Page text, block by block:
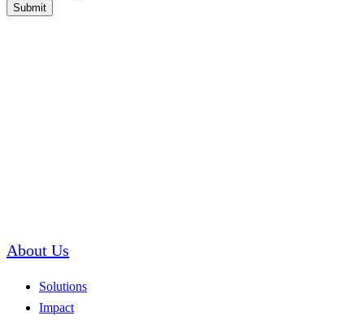
Submit
About Us
Solutions
Impact